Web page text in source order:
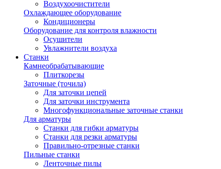
Воздухоочистители
Охлаждающее оборудование
Кондиционеры
Оборудование для контроля влажности
Осушители
Увлажнители воздуха
Станки
Камнеобрабатывающие
Плиткорезы
Заточные (точила)
Для заточки цепей
Для заточки инструмента
Многофункциональные заточные станки
Для арматуры
Станки для гибки арматуры
Станки для резки арматуры
Правильно-отрезные станки
Пильные станки
Ленточные пилы